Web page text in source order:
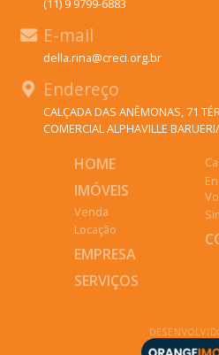
(11) 9 9799-6883
E-mail
della.rina@creci.org.br
Endereço
CALÇADA DAS ANÊMONAS, 71
COMERCIAL ALPHAVILLE
HOME
IMÓVEIS
Venda
Locação
EMPRESA
SERVIÇOS